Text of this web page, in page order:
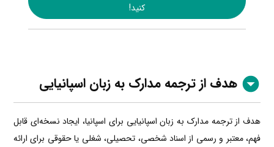
کنید!
هدف از ترجمه مدارک به زبان اسپانیایی
هدف از ترجمه مدارک به زبان اسپانیایی برای اسپانیا، ایجاد نسخه‌ای قابل
فهم، معتبر و رسمی از اسناد شخصی، تحصیلی، شغلی یا حقوقی برای ارائه